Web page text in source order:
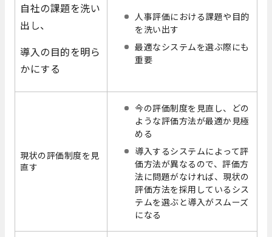
自社の課題を洗い
出し、
導入の目的を明ら
かにする
人事評価における課題や目的
を洗い出す
最適なシステムを選ぶ際にも
重要
現状の評価制度を見
直す
今の評価制度を見直し、どの
ような評価方法が最適か見極
める
導入するシステムによって評
価方法が異なるので、評価方
法に問題がなければ、現状の
評価方法を採用しているシス
テムを選ぶと導入がスムーズ
になる